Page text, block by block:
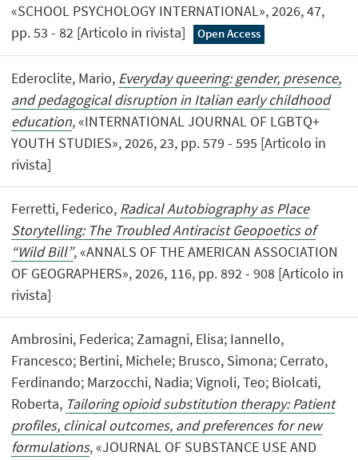
«SCHOOL PSYCHOLOGY INTERNATIONAL», 2026, 47,
pp. 53 - 82 [Articolo in rivista]
Open Access
Ederoclite, Mario, Everyday queering: gender, presence,
and pedagogical disruption in Italian early childhood
education, «INTERNATIONAL JOURNAL OF LGBTQ+
YOUTH STUDIES», 2026, 23, pp. 579 - 595 [Articolo in
rivista]
Ferretti, Federico, Radical Autobiography as Place
Storytelling: The Troubled Antiracist Geopoetics of
“Wild Bill”, «ANNALS OF THE AMERICAN ASSOCIATION
OF GEOGRAPHERS», 2026, 116, pp. 892 - 908 [Articolo in
rivista]
Ambrosini, Federica; Zamagni, Elisa; Iannello,
Francesco; Bertini, Michele; Brusco, Simona; Cerrato,
Ferdinando; Marzocchi, Nadia; Vignoli, Teo; Biolcati,
Roberta, Tailoring opioid substitution therapy: Patient
profiles, clinical outcomes, and preferences for new
formulations, «JOURNAL OF SUBSTANCE USE AND